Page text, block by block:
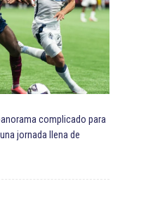
complicado para
jornada llena de